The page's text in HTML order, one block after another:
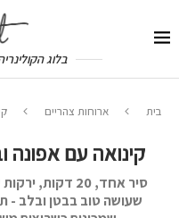
בלוג
בית ארוחות צהריים
קינואה עם אפונה
סיר אחד, 20
שעושה טוב בבטן ובלב -